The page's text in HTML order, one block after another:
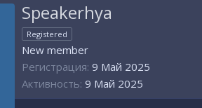
Speakerhya
Registered
New member
Регистрация 9 Май 2025
Активность 9 Май 2025